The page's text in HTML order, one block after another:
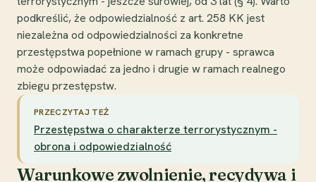
podkreślić, że odpowiedzialność z art. 258 KK jest
niezależna od odpowiedzialności za konkretne
przestępstwa popełnione w ramach grupy - sprawca
może odpowiadać za jedno i drugie w ramach realnego
zbiegu przestępstw.
PRZECZYTAJ TEŻ
Przestępstwa o charakterze terrorystycznym -
obrona i odpowiedzialność
Warunkowe zwolnienie, recydywa i